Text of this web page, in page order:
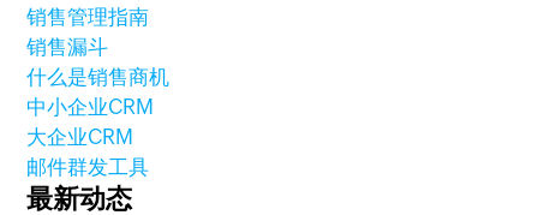
销售管理指南
销售漏斗
什么是销售商机
中小企业CRM
大企业CRM
邮件群发工具
最新动态